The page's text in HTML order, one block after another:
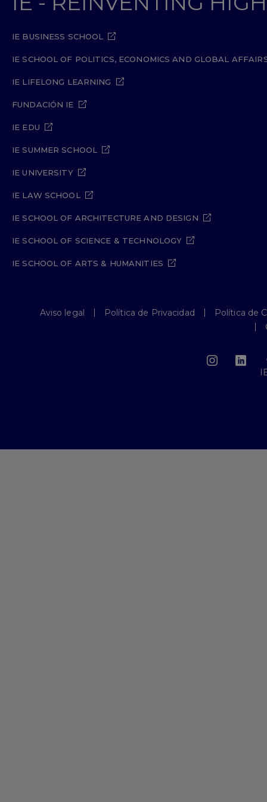
IE BUSINESS SCHOOL
IE SCHOOL OF POLITICS, ECONOMICS AND GLOBAL
IE LIFELONG LEARNING
FUNDACIÓN IE
IE EDU
IE SUMMER SCHOOL
IE UNIVERSITY
IE LAW SCHOOL
IE SCHOOL OF ARCHITECTURE AND DESIGN
IE SCHOOL OF SCIENCE & TECHNOLOGY
IE SCHOOL OF ARTS & HUMANITIES
Aviso legal Política de Privacidad
Política de